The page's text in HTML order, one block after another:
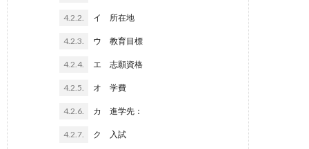
4.2.2. イ 所在地
4.2.3. ウ 教育目標
4.2.4. エ 志願資格
4.2.5. オ 学費
4.2.6. カ 進学先：
4.2.7. ク 入試